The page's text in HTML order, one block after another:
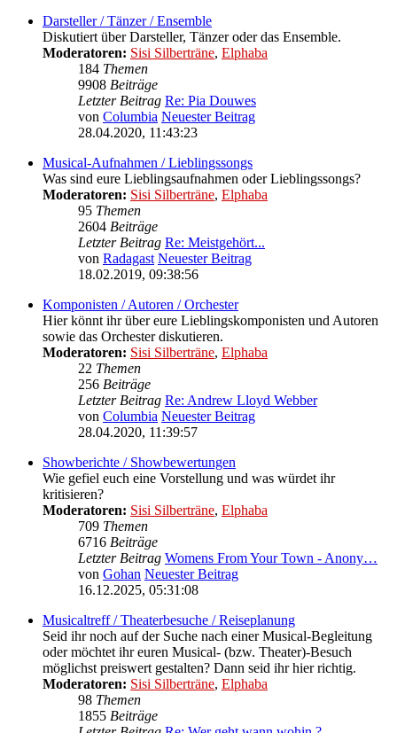
Darsteller / Tänzer / Ensemble
Diskutiert über Darsteller, Tänzer oder das Ensemble.
Moderatoren: Sisi Silberträne, Elphaba
184 Themen
9908 Beiträge
Letzter Beitrag Re: Pia Douwes
von Columbia Neuester Beitrag
28.04.2020, 11:43:23
Musical-Aufnahmen / Lieblingssongs
Was sind eure Lieblingsaufnahmen oder Lieblingssongs?
Moderatoren: Sisi Silberträne, Elphaba
95 Themen
2604 Beiträge
Letzter Beitrag Re: Meistgehört...
von Radagast Neuester Beitrag
18.02.2019, 09:38:56
Komponisten / Autoren / Orchester
Hier könnt ihr über eure Lieblingskomponisten und Autoren
sowie das Orchester diskutieren.
Moderatoren: Sisi Silberträne, Elphaba
22 Themen
256 Beiträge
Letzter Beitrag Re: Andrew Lloyd Webber
von Columbia Neuester Beitrag
28.04.2020, 11:39:57
Showberichte / Showbewertungen
Wie gefiel euch eine Vorstellung und was würdet ihr
kritisieren?
Moderatoren: Sisi Silberträne, Elphaba
709 Themen
6716 Beiträge
Letzter Beitrag Womens From Your Town - Anony…
von Gohan Neuester Beitrag
16.12.2025, 05:31:08
Musicaltreff / Theaterbesuche / Reiseplanung
Seid ihr noch auf der Suche nach einer Musical-Begleitung
oder möchtet ihr euren Musical- (bzw. Theater)-Besuch
möglichst preiswert gestalten? Dann seid ihr hier richtig.
Moderatoren: Sisi Silberträne, Elphaba
98 Themen
1855 Beiträge